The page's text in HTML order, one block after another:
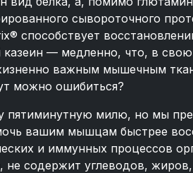
сывороточного
способствует
— медленно, что, в
важным мышечным
можно ошибиться?
милю, но мы
вашим мышцам быстрее
и иммунных процессов
содержит углеводов,